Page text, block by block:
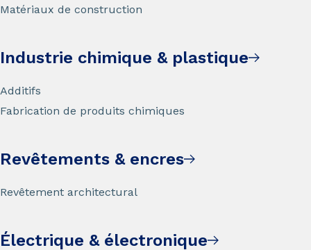
Matériaux de construction
Industrie chimique & plastique
Additifs
Fabrication de produits chimiques
Revêtements & encres
Revêtement architectural
Électrique & électronique